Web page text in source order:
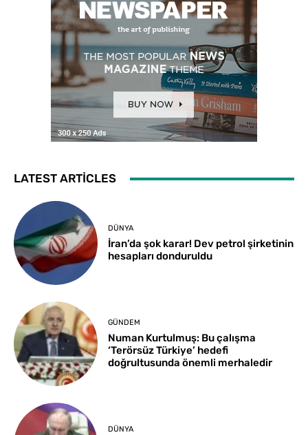
LATEST ARTICLES
DÜNYA
İran’da şok karar! Dev petrol şirketinin
hesapları donduruldu
GÜNDEM
Numan Kurtulmuş: Bu çalışma
‘Terörsüz Türkiye’ hedefi
doğrultusunda önemli merhaledir
DÜNYA